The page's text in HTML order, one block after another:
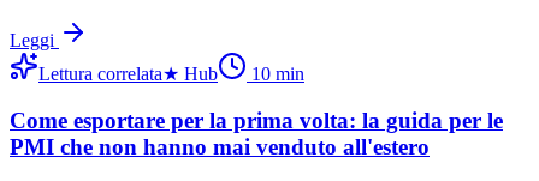
Leggi
Lettura correlata★ Hub 10 min
Come esportare per la prima volta: la guida per le
PMI che non hanno mai venduto all'estero